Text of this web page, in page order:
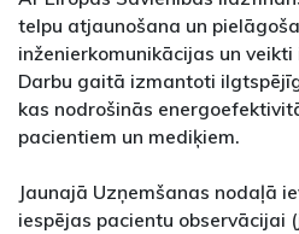
telpu atjaunošana un
inženierkomunikācijas un
Darbu gaitā izmantoti
kas nodrošinās
pacientiem un mediķiem.
Jaunajā Uzņemšanas nodaļā
iespējas pacientu observācijai